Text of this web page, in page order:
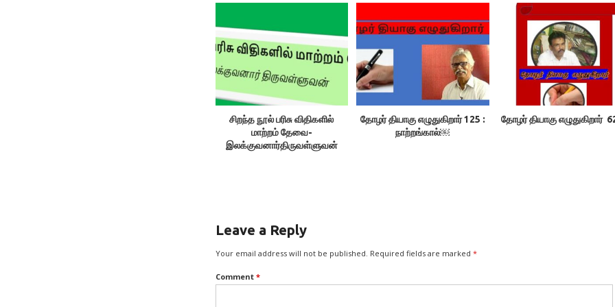
விசவனூர் வே. தளபதி
சிறந்த நூல் பரிசு விதிகளில்
மாற்றம் தேவை-
இலக்குவனார்திருவள்ளுவன்
தோழர் தியாகு எழுதுகிறார் 125 :
நாற்றங்கால்￼
தோழர் தியாகு எழுதுகிறார்
Leave a Reply
Your email address will not be published. Required fields are marked *
Comment *